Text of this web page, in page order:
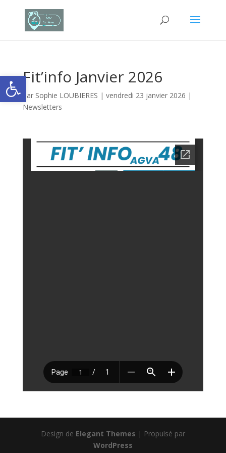
Ouvrir la barre d’outils
Fit’info Janvier 2026
par Sophie LOUBIERES | vendredi 23 janvier 2026 |
Newsletters
Design de Elegant Themes | Propulsé par
WordPress